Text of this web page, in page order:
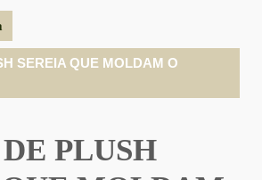
SEREIA QUE MOLDAM O
PLUSH